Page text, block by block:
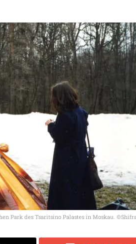
Park des Tsaritsino Palastes in Moskau.